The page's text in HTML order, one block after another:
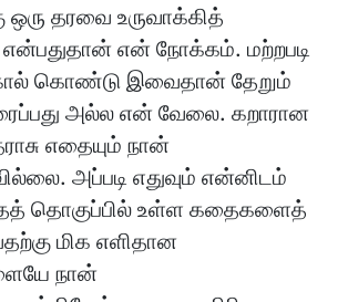
தரவை உருவாக்கித்
என் நோக்கம். மற்றபடி
கொண்டு இவைதான் தேறும்
அல்ல என் வேலை. கறாரான
எதையும் நான்
அப்படி எதுவும் என்னிடம்
தொகுப்பில் உள்ள கதைகளைத்
மிக எளிதான
நான்